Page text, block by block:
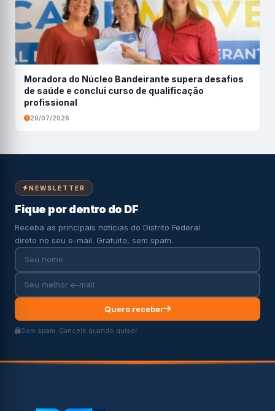
Moradora do Núcleo Bandeirante supera desafios
de saúde e conclui curso de qualificação
profissional
29/07/2026
NEWSLETTER
Fique por dentro do DF
Receba as principais notícias do Distrito Federal
direto no seu e-mail. Gratuito, sem spam.
Quero receber
Sem spam. Cancele quando quiser.